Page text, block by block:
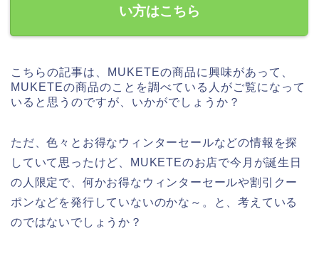
い方はこちら
こちらの記事は、MUKETEの商品に興味があって、
MUKETEの商品のことを調べている人がご覧になって
いると思うのですが、いかがでしょうか？
ただ、色々とお得なウィンターセールなどの情報を探
していて思ったけど、MUKETEのお店で今月が誕生日
の人限定で、何かお得なウィンターセールや割引クー
ポンなどを発行していないのかな～。と、考えている
のではないでしょうか？